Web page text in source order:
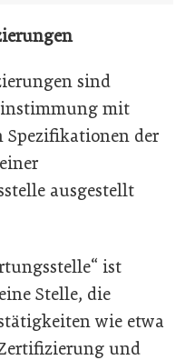
sind
mit
Spezifikationen der
ausgestellt
ist
Stelle, die
wie etwa
und